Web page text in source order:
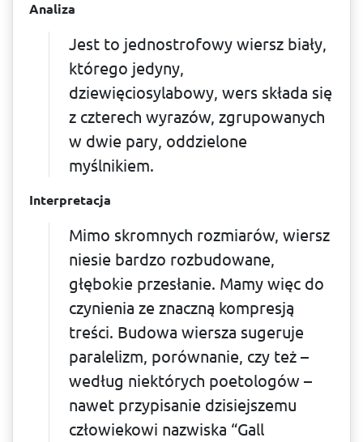
Analiza
Jest to jednostrofowy wiersz biały,
którego jedyny,
dziewięciosylabowy, wers składa się
z czterech wyrazów, zgrupowanych
w dwie pary, oddzielone
myślnikiem.
Interpretacja
Mimo skromnych rozmiarów, wiersz
niesie bardzo rozbudowane,
głębokie przesłanie. Mamy więc do
czynienia ze znaczną kompresją
treści. Budowa wiersza sugeruje
paralelizm, porównanie, czy też –
według niektórych poetologów –
nawet przypisanie dzisiejszemu
człowiekowi nazwiska “Gall